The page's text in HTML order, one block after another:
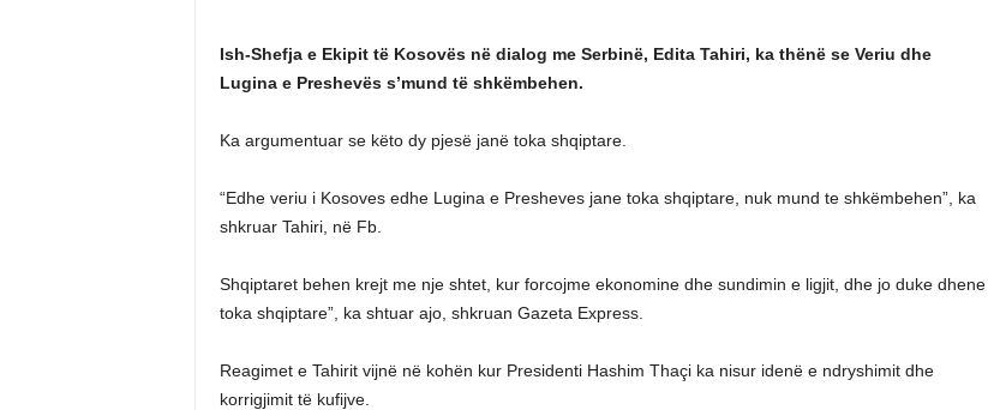
Ish-Shefja e Ekipit të Kosovës në dialog me Serbinë, Edita Tahiri, ka thënë se Veriu dhe
Lugina e Preshevës s’mund të shkëmbehen.
Ka argumentuar se këto dy pjesë janë toka shqiptare.
“Edhe veriu i Kosoves edhe Lugina e Presheves jane toka shqiptare, nuk mund te shkëmbehen”, ka
shkruar Tahiri, në Fb.
Shqiptaret behen krejt me nje shtet, kur forcojme ekonomine dhe sundimin e ligjit, dhe jo duke dhene
toka shqiptare”, ka shtuar ajo, shkruan Gazeta Express.
Reagimet e Tahirit vijnë në kohën kur Presidenti Hashim Thaçi ka nisur idenë e ndryshimit dhe
korrigjimit të kufijve.